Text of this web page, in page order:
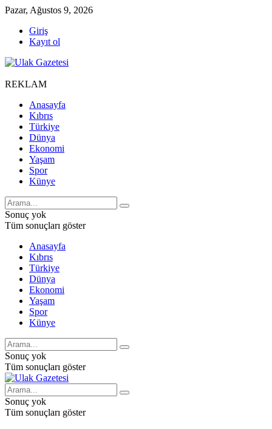
Pazar, Ağustos 9, 2026
Giriş
Kayıt ol
REKLAM
Anasayfa
Kıbrıs
Türkiye
Dünya
Ekonomi
Yaşam
Spor
Künye
Sonuç yok
Tüm sonuçları göster
Anasayfa
Kıbrıs
Türkiye
Dünya
Ekonomi
Yaşam
Spor
Künye
Sonuç yok
Tüm sonuçları göster
Sonuç yok
Tüm sonuçları göster